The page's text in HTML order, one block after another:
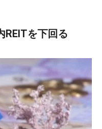
REITを下回る